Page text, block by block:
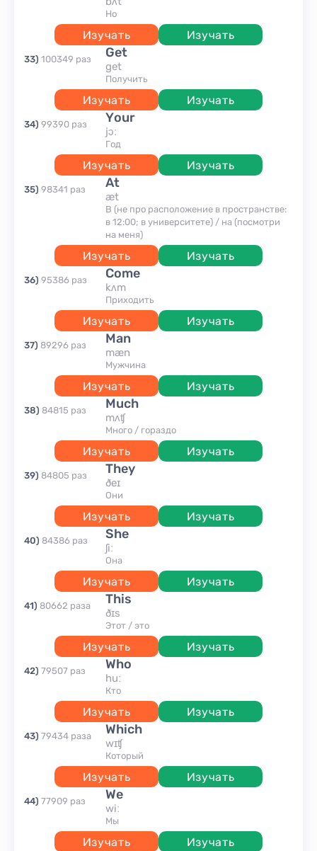
но
Изучать Изучать
33) 100349 раз get
get
получить
Изучать Изучать
34) 99390 раз your
jɔː
год
Изучать Изучать
35) 98341 раз at
æt
В (не про расположение в пространстве:
в 12:00; в университете) / на (посмотри
на меня)
Изучать Изучать
36) 95386 раз come
kʌm
приходить
Изучать Изучать
37) 89296 раз man
mæn
мужчина
Изучать Изучать
38) 84815 раз much
mʌʧ
много / гораздо
Изучать Изучать
39) 84805 раз they
ðeɪ
они
Изучать Изучать
40) 84386 раз she
ʃiː
она
Изучать Изучать
41) 80662 раза this
ðɪs
этот / это
Изучать Изучать
42) 79507 раз who
huː
кто
Изучать Изучать
43) 79434 раза which
wɪʧ
который
Изучать Изучать
44) 77909 раз we
wiː
мы
Изучать Изучать